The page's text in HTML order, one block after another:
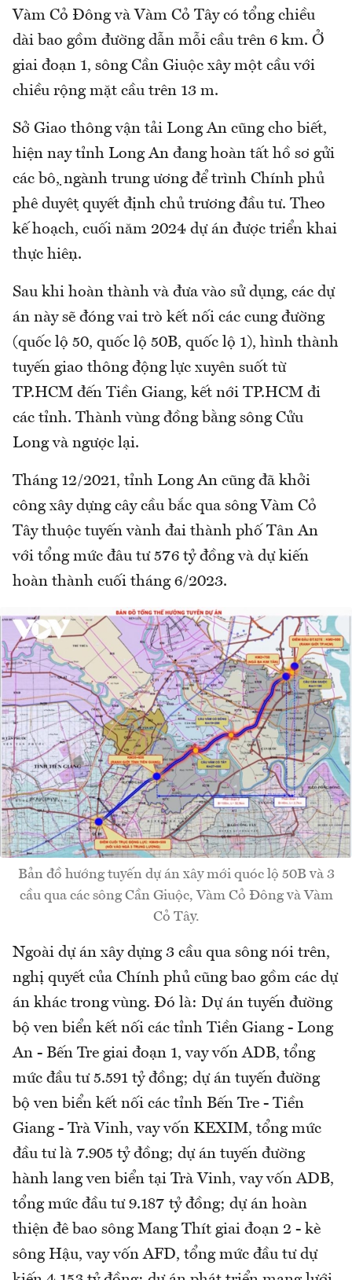
Vàm Cỏ Đông và Vàm Cỏ Tây có tổng chiều
dài bao gồm đường dẫn mỗi cầu trên 6 km. Ở
giai đoạn 1, sông Cần Giuộc xây một cầu với
chiều rộng mặt cầu trên 13 m.
Sở Giao thông vận tải Long An cũng cho biết,
hiện nay tỉnh Long An đang hoàn tất hồ sơ gửi
các bộ, ngành trung ương để trình Chính phủ
phê duyệt quyết định chủ trương đầu tư. Theo
kế hoạch, cuối năm 2024 dự án được triển khai
thực hiện.
Sau khi hoàn thành và đưa vào sử dụng, các dự
án này sẽ đóng vai trò kết nối các cung đường
(quốc lộ 50, quốc lộ 50B, quốc lộ 1), hình thành
tuyến giao thông động lực xuyên suốt từ
TP.HCM đến Tiền Giang, kết nới TP.HCM đi
các tỉnh. Thành vùng đồng bằng sông Cửu
Long và ngược lại.
Tháng 12/2021, tỉnh Long An cũng đã khởi
công xây dựng cây cầu bắc qua sông Vàm Cỏ
Tây thuộc tuyến vành đai thành phố Tân An
với tổng mức đâu tư 576 tỷ đồng và dự kiến
hoàn thành cuối tháng 6/2023.
Bản đồ hướng tuyến dự án xây mới quóc lộ 50B và 3
cầu qua các sông Cần Giuộc, Vàm Cỏ Đông và Vàm
Cỏ Tây.
Ngoài dự án xây dựng 3 cầu qua sông nói trên,
nghị quyết của Chính phủ cũng bao gồm các dự
án khác trong vùng. Đó là: Dự án tuyến đường
bộ ven biển kết nối các tỉnh Tiền Giang - Long
An - Bến Tre giai đoạn 1, vay vốn ADB, tổng
mức đầu tư 5.591 tỷ đồng; dự án tuyến đường
bộ ven biển kết nối các tỉnh Bến Tre - Tiền
Giang - Trà Vinh, vay vốn KEXIM, tổng mức
đầu tư là 7.905 tỷ đồng; dự án tuyến đường
hành lang ven biển tại Trà Vinh, vay vốn ADB,
tổng mức đầu tư 9.187 tỷ đồng; dự án hoàn
thiện đê bao sông Mang Thít giai đoạn 2 - kè
sông Hậu, vay vốn AFD, tổng mức đầu tư dự